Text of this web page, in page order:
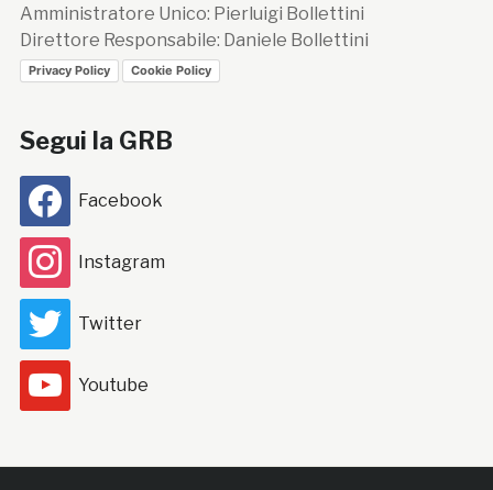
Amministratore Unico: Pierluigi Bollettini
Direttore Responsabile: Daniele Bollettini
Privacy Policy Cookie Policy
Segui la GRB
Facebook
Instagram
Twitter
Youtube